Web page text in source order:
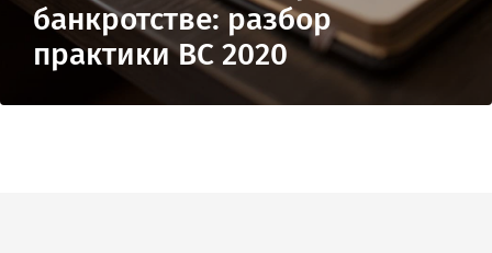
банкротстве: разбор
практики ВС 2020
кнопку “Отправить”, вы даетесогласиена
персональных данных на основании Политики
конфиденциальности